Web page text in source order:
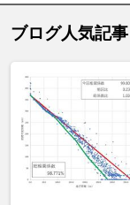
ブログ人気記事